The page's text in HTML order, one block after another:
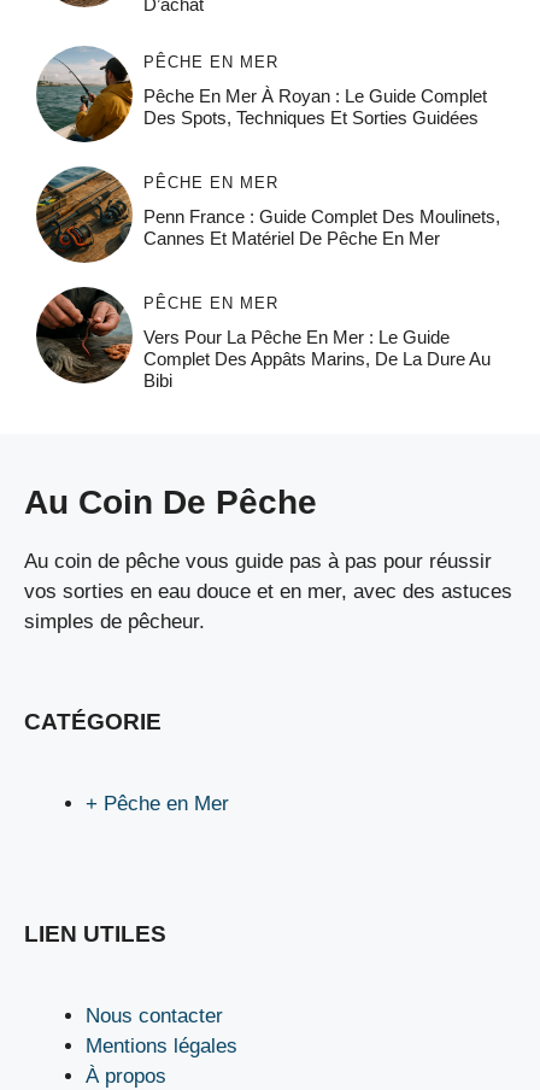
PÊCHE EN MER
Pêche En Mer À Royan : Le Guide Complet
Des Spots, Techniques Et Sorties Guidées
PÊCHE EN MER
Penn France : Guide Complet Des Moulinets,
Cannes Et Matériel De Pêche En Mer
PÊCHE EN MER
Vers Pour La Pêche En Mer : Le Guide
Complet Des Appâts Marins, De La Dure Au
Bibi
Au Coin De Pêche
Au coin de pêche vous guide pas à pas pour réussir
vos sorties en eau douce et en mer, avec des astuces
simples de pêcheur.
CATÉGORIE
+ Pêche en Mer
LIEN UTILES
Nous contacter
Mentions légales
À propos